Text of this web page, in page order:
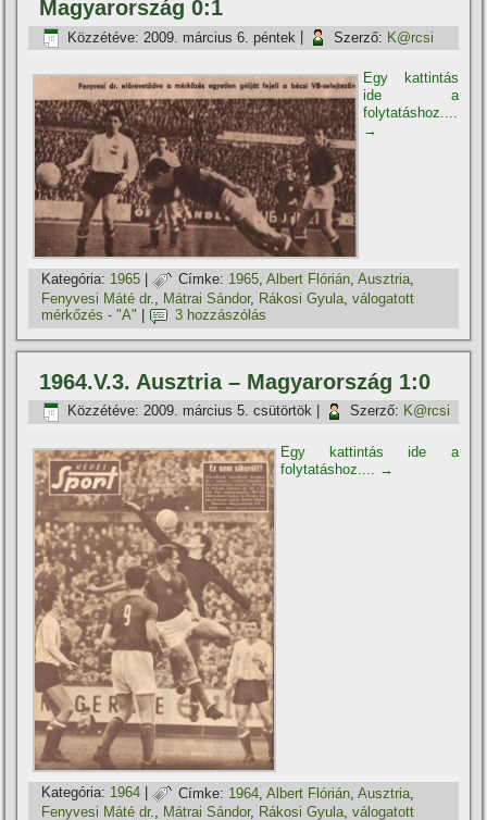
Magyarország 0:1
Közzétéve: 2009. március 6. péntek Szerző: K@rcsi
Egy kattintás
ide a
folytatáshoz....
→
Kategória: 1965 | Címke: 1965,Albert Flórián,Ausztria,
Fenyvesi Máté dr.
Mátrai Sándor, Rákosi Gyula ,válogatott
mérkőzés - "A"
3 hozzászólás
1964.V.3. Ausztria – Magyarország 1:0
Közzétéve: 2009. március 5. csütörtök Szerző: K@rcsi
Egy kattintás ide a
folytatáshoz....
→
Kategória: 1964 | Címke: 1964 ,Albert Flórián ,Ausztria
Fenyvesi Máté dr., Mátrai Sándor, Rákosi Gyula,válogatott